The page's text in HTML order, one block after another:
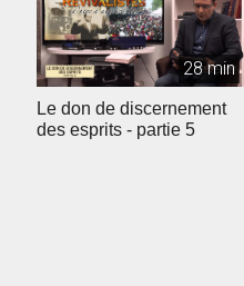
28 min
Le don de discernement
des esprits - partie 5